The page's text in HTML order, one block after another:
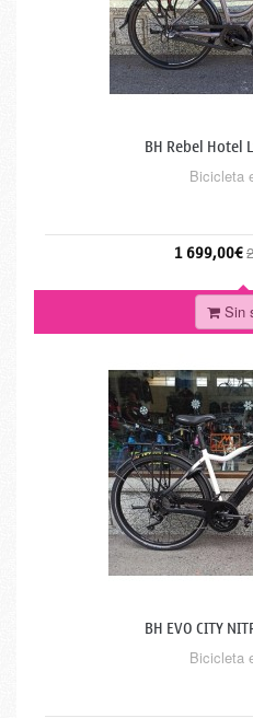
BH Rebel Hotel
Bicicleta
1 699,00€
Sin
BH EVO CITY
Bicicleta